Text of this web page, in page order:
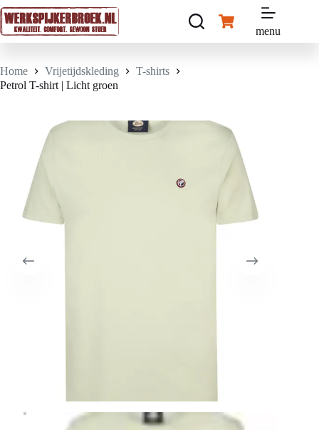
Ga
naar
de
inhoud
Winkelwagen
menu
Home Vrijetijdskleding
T-shirts
Petrol T-shirt | Licht groen